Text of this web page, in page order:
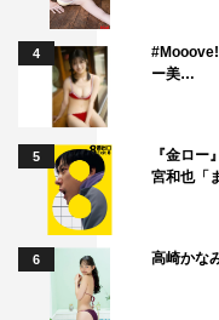
4
ー美…
5
『金ロ
宮和也「
6 高崎かな